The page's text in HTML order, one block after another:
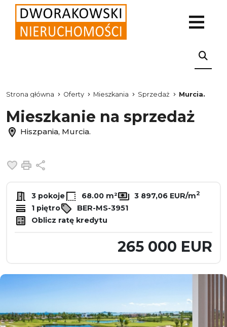
Strona główna Oferty Mieszkania Sprzedaż Murcia.
Mieszkanie na sprzedaż
Hiszpania, Murcia.
Dodaj do ulubionych
Drukuj
3 pokoje 68.00 m² 3 897,06 EUR/m2
1 piętro
BER-MS-3951
Oblicz ratę kredytu
265 000 EUR